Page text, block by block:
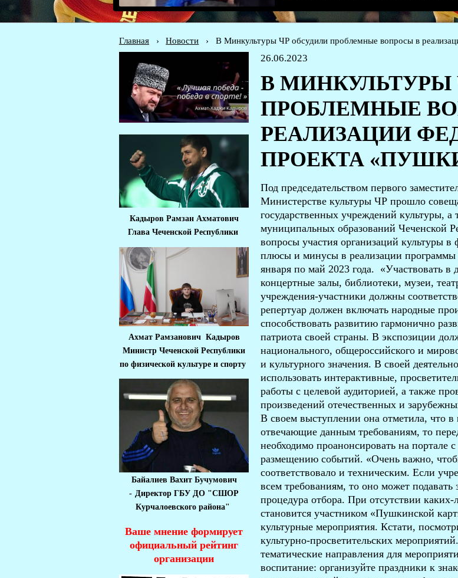
Главная › Новости › В Минкультуры ЧР обсудили проблемные вопросы в
Кадыров Рамзан Ахматович
Глава Чеченской Республики
Ахмат Рамзанович Кадыров
Министр Чеченской Республики
по физической культуре и спорту
Байалиев Вахит Бучумович
- Директор ГБУ ДО "СШОР
Курчалоевского района"
Ваше мнение формирует
официальный рейтинг
организации
26.06.2023
В МИНКУЛЬТУРЫ
ПРОБЛЕМНЫЕ
РЕАЛИЗАЦИИ
ПРОЕКТА
Под председательством первого
Министерстве культуры ЧР прошло
государственных учреждений культуры,
муниципальных образований Чеченской
вопросы участия организаций культуры
плюсы и минусы в реализации программы
января по май 2023 года. «Участвовать
концертные залы, библиотеки, музеи,
учреждения-участники должны
репертуар должен включать народные
способствовать развитию гармонично
патриота своей страны. В экспозиции
национального, общероссийского и
и культурного значения. В своей
использовать интерактивные,
работы с целевой аудиторией, а также
произведений отечественных и
В своем выступлении она отметила, что
отвечающие данным требованиям, то
необходимо проанонсировать на портале
размещению событий. «Очень важно,
соответствовало и техническим. Если
всем требованиям, то оно может подавать
процедура отбора. При отсутствии
становится участником «Пушкинской
культурные мероприятия. Кстати,
культурно-просветительских
тематические направления для
воспитание: организуйте праздники к